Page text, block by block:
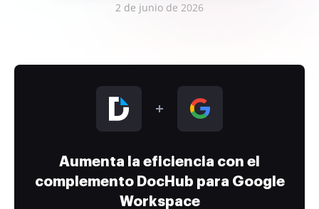
2 de junio de 2026
Aumenta la eficiencia con el
complemento DocHub para Google
Workspace